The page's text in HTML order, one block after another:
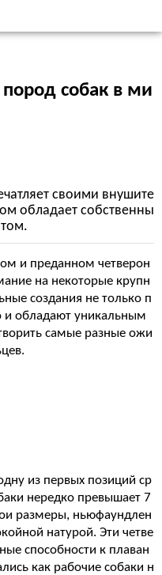
собак в ми
своими внушите
обладает собственны
и преданном четверон
на некоторые крупн
создания не только п
обладают уникальным
самые разные ожи
из первых позиций ср
нередко превышает 7
размеры, ньюфаундлен
натурой. Эти четве
способности к плаван
как рабочие собаки н